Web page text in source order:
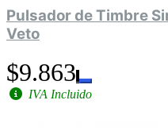
Pulsador de Timbre
Veto
$9.863
IVA Incluido